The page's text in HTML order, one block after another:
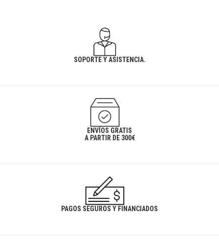
SOPORTE Y ASISTENCIA.
ENVÍOS GRATIS
A PARTIR DE 300€
PAGOS SEGUROS Y FINANCIADOS